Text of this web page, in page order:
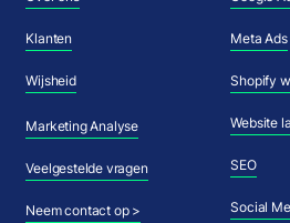
Klanten
Wijsheid
Marketing Analyse
Veelgestelde vragen
Neem contact op >
Meta Ads
Shopify
Website
SEO
Social